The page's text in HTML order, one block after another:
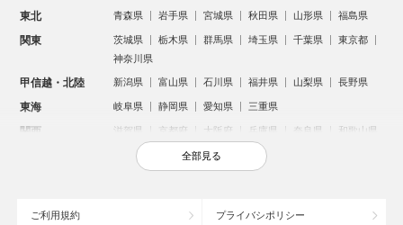
東北 青森県 岩手県 宮城県 秋田県 山形県 福島県
関東 茨城県 栃木県 群馬県 埼玉県 千葉県
東京都
神奈川県
甲信越・北陸 新潟県 富山県 石川県 福井県 山梨県 長野県
東海 岐阜県 静岡県 愛知県 三重県
関西 滋賀県 京都府 大阪府 兵庫県 奈良県 和歌山県
鳥取県 島根県 岡山県 広島県
全部見る
ご利用規約 プライバシポリシー